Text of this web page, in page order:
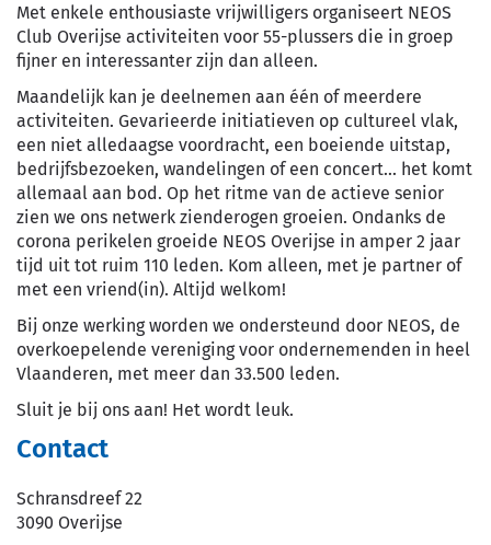
Met enkele enthousiaste vrijwilligers organiseert NEOS
Club Overijse activiteiten voor 55-plussers die in groep
fijner en interessanter zijn dan alleen.
Maandelijk kan je deelnemen aan één of meerdere
activiteiten. Gevarieerde initiatieven op cultureel vlak,
een niet alledaagse voordracht, een boeiende uitstap,
bedrijfsbezoeken, wandelingen of een concert... het komt
allemaal aan bod. Op het ritme van de actieve senior
zien we ons netwerk zienderogen groeien. Ondanks de
corona perikelen groeide NEOS Overijse in amper 2 jaar
tijd uit tot ruim 110 leden. Kom alleen, met je partner of
met een vriend(in). Altijd welkom!
Bij onze werking worden we ondersteund door NEOS, de
overkoepelende vereniging voor ondernemenden in heel
Vlaanderen, met meer dan 33.500 leden.
Sluit je bij ons aan! Het wordt leuk.
Contact
Schransdreef 22
,3090 Overijse